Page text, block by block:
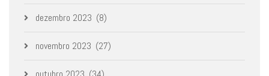
dezembro 2023 (8)
novembro 2023 (27)